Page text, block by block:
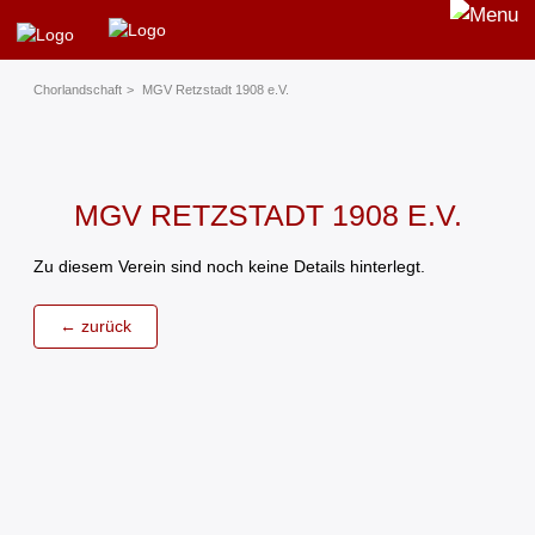
Chorland­schaft MGV Retzstadt 1908 e.V.
MGV RETZSTADT 1908 E.V.
Zu diesem Verein sind noch keine Details hinterlegt.
← zurück